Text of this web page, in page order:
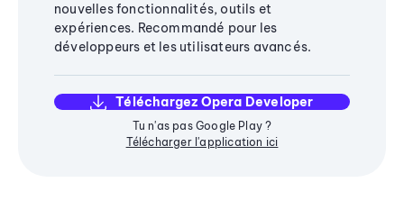
nouvelles fonctionnalités, outils et
expériences. Recommandé pour les
développeurs et les utilisateurs avancés.
Téléchargez Opera Developer
Tu n'as pas Google Play ?
Télécharger l'application ici